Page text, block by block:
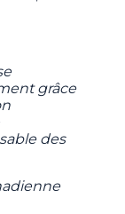
grâce
des